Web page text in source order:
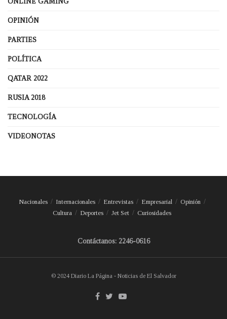
OPINIÓN
PARTIES
POLÍTICA
QATAR 2022
RUSIA 2018
TECNOLOGÍA
VIDEONOTAS
Nacionales Internacionales Entrevistas Empresarial
Opinión
Cultura
Deportes Jet Set Curiosidades
Contáctanos: 2246-0616
© 2024 Diario La Página - Noticias de El Salvador